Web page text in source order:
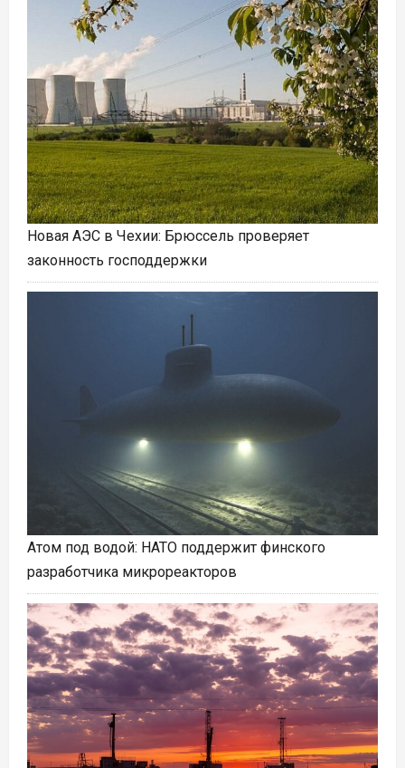
Новая АЭС в Чехии: Брюссель проверяет
законность господдержки
Атом под водой: НАТО поддержит финского
разработчика микрореакторов